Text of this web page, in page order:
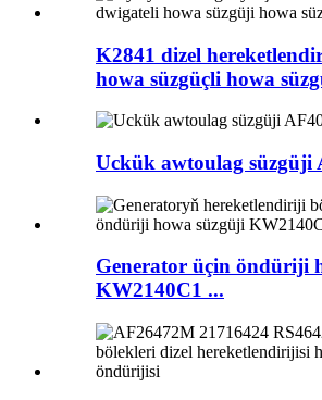
K2841 dizel
howa süzgüçli howa
Uckük awtoulag süzgüji
Generator üçin öndüriji
KW2140C1 ...